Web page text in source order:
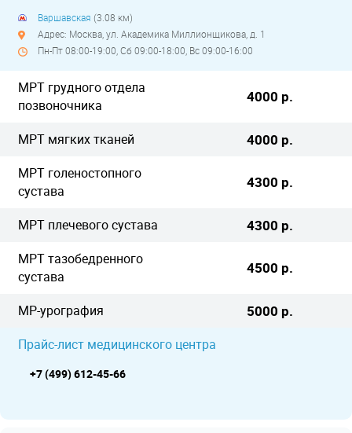
Варшавская (3.08 км)
Адрес: Москва, ул. Академика Миллионщикова, д. 1
Пн-Пт 08:00-19:00, Сб 09:00-18:00, Вс 09:00-16:00
МРТ грудного отдела
позвоночника
4000 р.
МРТ мягких тканей 4000 р.
МРТ голеностопного
сустава
4300 р.
МРТ плечевого сустава 4300 р.
МРТ тазобедренного
сустава
4500 р.
МР-урография 5000 р.
Прайс-лист медицинского центра
+7 (499) 612-45-66